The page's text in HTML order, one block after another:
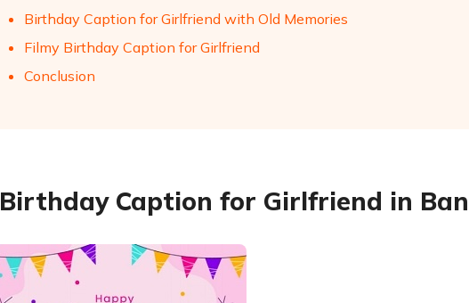
Birthday Caption for Girlfriend with Old Memories
Filmy Birthday Caption for Girlfriend
Conclusion
Birthday Caption for Girlfriend in